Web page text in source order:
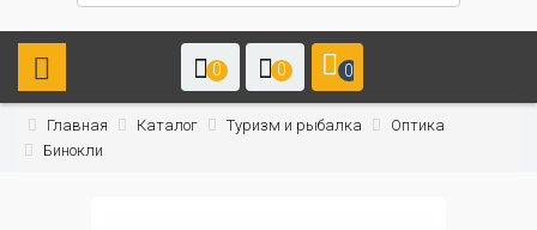
0 0 0
Главная Каталог Туризм и рыбалка
Оптика
Бинокли